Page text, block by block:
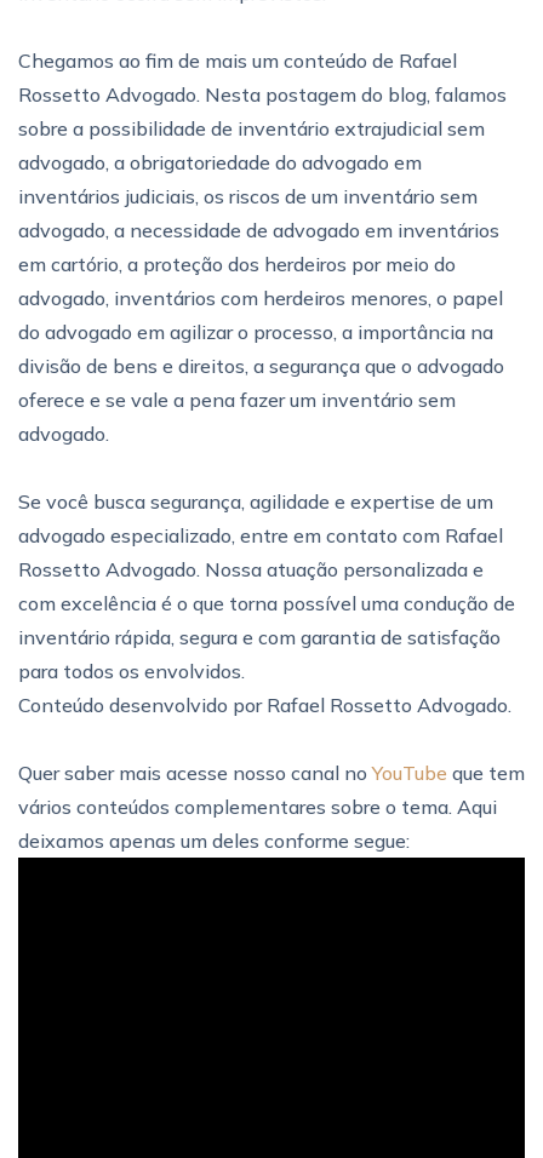
Chegamos ao fim de mais um conteúdo de Rafael
Rossetto Advogado. Nesta postagem do blog, falamos
sobre a possibilidade de inventário extrajudicial sem
advogado, a obrigatoriedade do advogado em
inventários judiciais, os riscos de um inventário sem
advogado, a necessidade de advogado em inventários
em cartório, a proteção dos herdeiros por meio do
advogado, inventários com herdeiros menores, o papel
do advogado em agilizar o processo, a importância na
divisão de bens e direitos, a segurança que o advogado
oferece e se vale a pena fazer um inventário sem
advogado.
Se você busca segurança, agilidade e expertise de um
advogado especializado, entre em contato com Rafael
Rossetto Advogado. Nossa atuação personalizada e
com excelência é o que torna possível uma condução de
inventário rápida, segura e com garantia de satisfação
para todos os envolvidos.
Conteúdo desenvolvido por Rafael Rossetto Advogado.
Quer saber mais acesse nosso canal no YouTube que tem
vários conteúdos complementares sobre o tema. Aqui
deixamos apenas um deles conforme segue: